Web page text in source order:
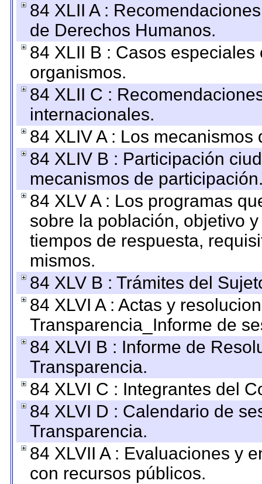
84 XLII A :
de Derechos Humanos.
84 XLII B : Casos
organismos.
84 XLII C :
internacionales.
84 XLIV A : Los
84 XLIV B : Participación
mecanismos de
84 XLV A : Los programas
sobre la población, objetivo
tiempos de respuesta,
mismos.
84 XLV B : Trámites del
84 XLVI A : Actas y
Transparencia_Informe de
84 XLVI B : Informe de
Transparencia.
84 XLVI C : Integrantes del
84 XLVI D : Calendario de
Transparencia.
84 XLVII A : Evaluaciones y
con recursos públicos.